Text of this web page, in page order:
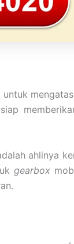
ahlinya
gearbox